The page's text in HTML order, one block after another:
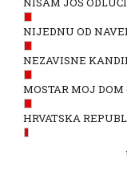
NIJEDNU OD
NEZAVISNE
MOSTAR MOJ DOM
HRVATSKA